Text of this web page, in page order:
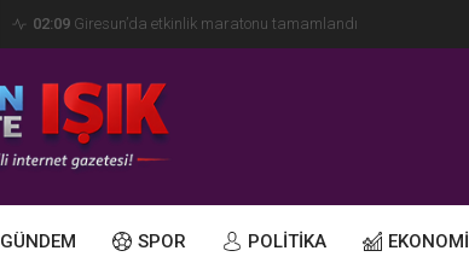
02:09 Giresun’da etkinlik maratonu tamamlandı
GÜNDEM SPOR POLİTİKA EKONOMİ